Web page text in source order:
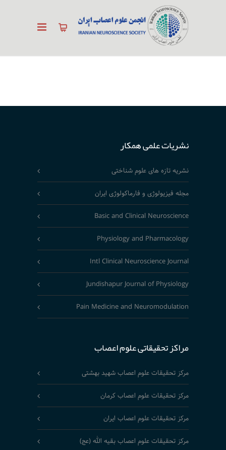
نشریات علمی همکار
نشریه تازه های علوم شناختی
مجله فیزیولوژی و فارماکولوژی ایران
Basic and Clinical Neuroscience
Physiology and Pharmacology
Intl Clinical Neuroscience Journal
Jundishapur Journal of Physiology
Pain Medicine and Neuromodulation
مراکز تحقیقاتی علوم اعصاب
مرکز تحقیقات علوم اعصاب شهید بهشتی
مرکز تحقیقات علوم اعصاب کرمان
مرکز تحقیقات علوم اعصاب ایران
مرکز تحقیقات علوم اعصاب بقیه الله (عج)